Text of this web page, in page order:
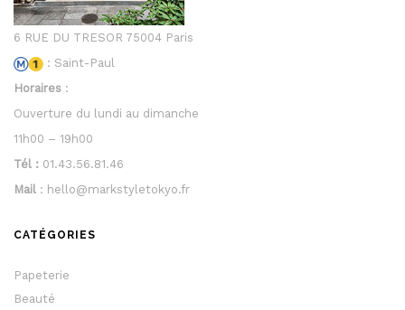
6 RUE DU TRESOR 75004 Paris
: Saint-Paul
Horaires :
Ouverture du lundi au dimanche
11h00 – 19h00
Tél : 01.43.56.81.46
Mail : hello@markstyletokyo.fr
CATÉGORIES
Papeterie
Beauté